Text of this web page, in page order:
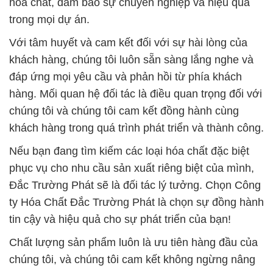
hóa chất, đảm bảo sự chuyên nghiệp và hiệu quả
trong mọi dự án.
Với tâm huyết và cam kết đối với sự hài lòng của
khách hàng, chúng tôi luôn sẵn sàng lắng nghe và
đáp ứng mọi yêu cầu và phản hồi từ phía khách
hàng. Mối quan hệ đối tác là điều quan trọng đối với
chúng tôi và chúng tôi cam kết đồng hành cùng
khách hàng trong quá trình phát triển và thành công.
Nếu bạn đang tìm kiếm các loại hóa chất đặc biệt
phục vụ cho nhu cầu sản xuất riêng biệt của mình,
Đắc Trường Phát sẽ là đối tác lý tưởng. Chọn Công
ty Hóa Chất Đắc Trường Phát là chọn sự đồng hành
tin cậy và hiệu quả cho sự phát triển của bạn!
Chất lượng sản phẩm luôn là ưu tiên hàng đầu của
chúng tôi, và chúng tôi cam kết không ngừng nâng